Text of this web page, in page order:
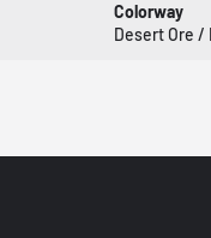
Colorway
Desert Ore /